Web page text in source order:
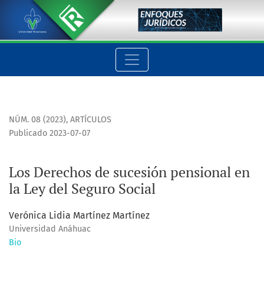
Los Derechos de sucesión pensional en la Ley del Seguro
NÚM. 08 (2023), ARTÍCULOS
Los Derechos de sucesión pensional en
la Ley del Seguro Social
Publicado 2023-07-07
Verónica Lidia Martínez Martínez
Universidad Anáhuac
Bio